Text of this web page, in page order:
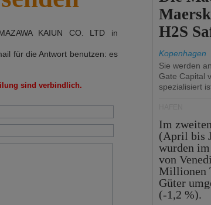
KAIUN CO. LTD in
für die Antwort benutzen: es
sind verbindlich.
H2S
Kopenhagen
Sie werden
Gate Capital
spezialisiert
Im
(April bis
wurden
von
Millionen
Güter
(-1,2 %).